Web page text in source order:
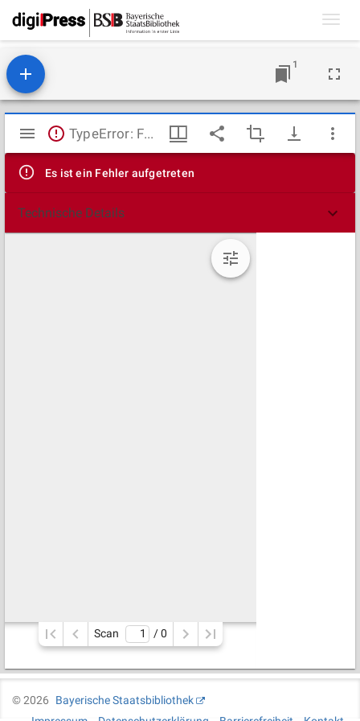
1
Mirador
Viewer
TypeError: Failed to fetch
Es ist ein Fehler aufgetreten
Technische Details
Scan / 0
©2026
Bayerische Staatsbibliothek